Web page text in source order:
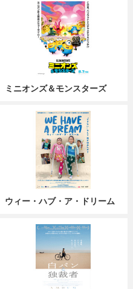
ミニオンズ＆モンスターズ
ウィー・ハブ・ア・ドリーム